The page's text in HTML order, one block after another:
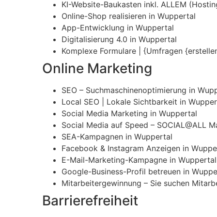
KI-Website-Baukasten inkl. ALLEM
Online-Shop realisieren in Wuppertal
App-Entwicklung in Wuppertal
Digitalisierung 4.0 in Wuppertal
Komplexe Formulare | {Umfragen
Online Marketing
SEO – Suchmaschinenoptimierung in
Local SEO | Lokale Sichtbarkeit in
Social Media Marketing in Wuppertal
Social Media auf Speed – SOCIAL@ALL
SEA-Kampagnen in Wuppertal
Facebook & Instagram Anzeigen in
E-Mail-Marketing-Kampagne in Wuppertal
Google-Business-Profil betreuen in
Mitarbeitergewinnung – Sie suchen
Barrierefreiheit